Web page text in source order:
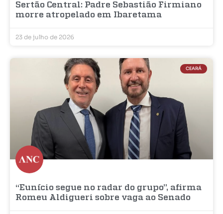
Sertão Central: Padre Sebastião Firmiano
morre atropelado em Ibaretama
23 de julho de 2026
CEARÁ
“Eunício segue no radar do grupo”, afirma
Romeu Aldigueri sobre vaga ao Senado